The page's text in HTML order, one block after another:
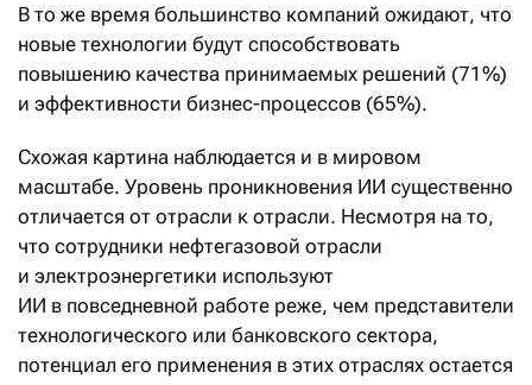
В то же время большинство компаний ожидают, что
новые технологии будут способствовать
повышению качества принимаемых решений (71%)
и эффективности бизнес-процессов (65%).
Схожая картина наблюдается и в мировом
масштабе. Уровень проникновения ИИ существенно
отличается от отрасли к отрасли. Несмотря на то,
что сотрудники нефтегазовой отрасли
и электроэнергетики используют
ИИ в повседневной работе реже, чем представители
технологического или банковского сектора,
потенциал его применения в этих отраслях остается